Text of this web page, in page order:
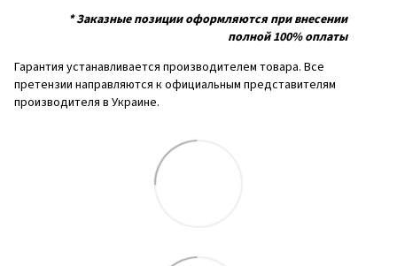
*Заказные позиции оформляются при внесении
полной 100% оплаты
Гарантия устанавливается производителем товара. Все
претензии направляются к официальным представителям
производителя в Украине.